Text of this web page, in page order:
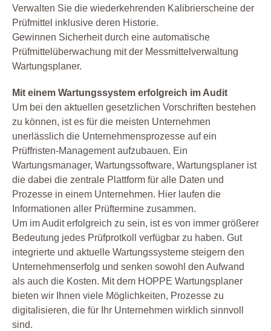
Verwalten Sie die wiederkehrenden Kalibrierscheine der
Prüfmittel inklusive deren Historie.
Gewinnen Sicherheit durch eine automatische
Prüfmittelüberwachung mit der Messmittelverwaltung
Wartungsplaner.
Mit einem Wartungssystem erfolgreich im Audit
Um bei den aktuellen gesetzlichen Vorschriften bestehen
zu können, ist es für die meisten Unternehmen
unerlässlich die Unternehmensprozesse auf ein
Prüffristen-Management aufzubauen. Ein
Wartungsmanager, Wartungssoftware, Wartungsplaner ist
die dabei die zentrale Plattform für alle Daten und
Prozesse in einem Unternehmen. Hier laufen die
Informationen aller Prüftermine zusammen.
Um im Audit erfolgreich zu sein, ist es von immer größerer
Bedeutung jedes Prüfprotkoll verfügbar zu haben. Gut
integrierte und aktuelle Wartungssysteme steigern den
Unternehmenserfolg und senken sowohl den Aufwand
als auch die Kosten. Mit dem HOPPE Wartungsplaner
bieten wir Ihnen viele Möglichkeiten, Prozesse zu
digitalisieren, die für Ihr Unternehmen wirklich sinnvoll
sind.